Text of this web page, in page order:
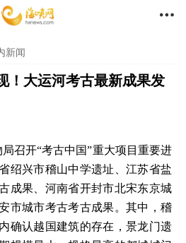

新闻
！大运河考古最新成果发
召开“考古中国”重大项目重要进
绍兴市稽山中学遗址、江苏省盐
成果、河南省开封市北宋东京城
市城市考古考古成果。其中，稽
确认越国建筑的存在，景龙门遗